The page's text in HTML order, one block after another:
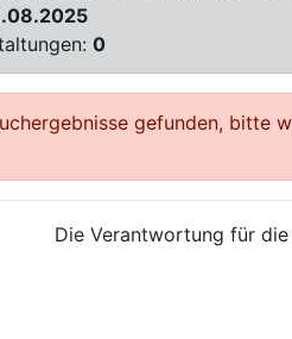
0
gefunden, bitte
Die Verantwortung für